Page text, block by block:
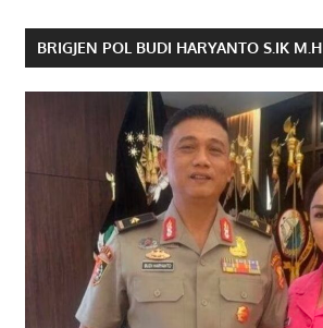
BRIGJEN POL BUDI HARYANTO S.IK M.H